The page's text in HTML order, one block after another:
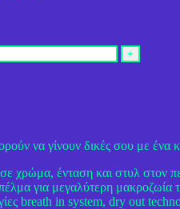
να γίνουν δικές σου με
χρώμα, ένταση και στυλ στον
για μεγαλύτερη
breath in system, dry out